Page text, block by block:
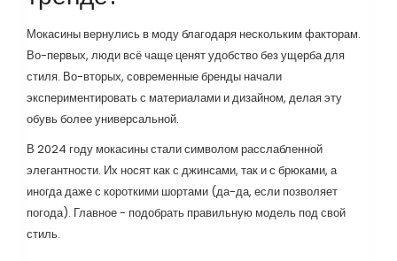
Мокасины вернулись в моду благодаря нескольким факторам.
Во-первых, люди всё чаще ценят удобство без ущерба для
стиля. Во-вторых, современные бренды начали
экспериментировать с материалами и дизайном, делая эту
обувь более универсальной.
В 2024 году мокасины стали символом расслабленной
элегантности. Их носят как с джинсами, так и с брюками, а
иногда даже с короткими шортами (да-да, если позволяет
погода). Главное - подобрать правильную модель под свой
стиль.